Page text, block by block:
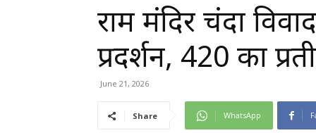
राम मंदिर चंदा
प्रदर्शन, ₹420 का
June 21, 2026
Share WhatsApp